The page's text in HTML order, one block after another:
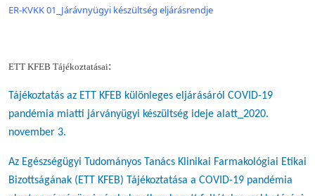
ER-KVKK 01_Járávnyügyi készültség eljárásrendje
ETT KFEB Tájékoztatásai:
Tájékoztatás az ETT KFEB különleges eljárásáról COVID-19
pandémia miatti járványügyi készültség ideje alatt_2020.
november 3.
Az Egészségügyi Tudományos Tanács Klinikai Farmakológiai Etikai
Bizottságának (ETT KFEB) Tájékoztatása a COVID-19 pandémia